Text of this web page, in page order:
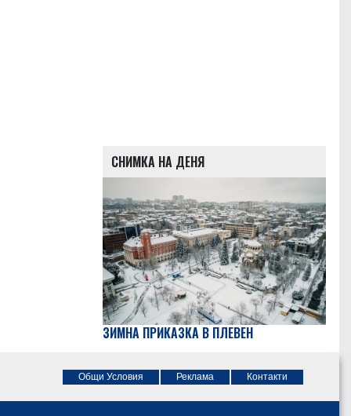
СНИМКА НА ДЕНЯ
ЗИМНА ПРИКАЗКА В ПЛЕВЕН
Общи Условия Реклама Контакти